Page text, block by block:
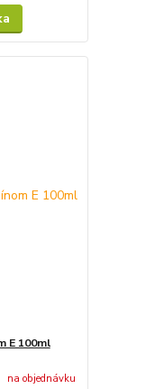
E 100ml
na objednávku